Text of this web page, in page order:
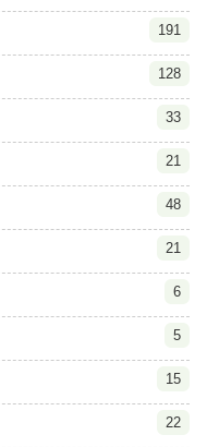
191
128
33
21
48
21
6
5
15
22